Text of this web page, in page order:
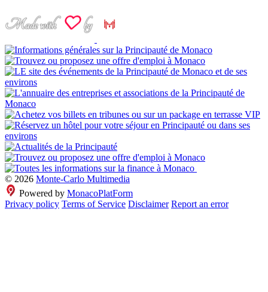
© 2026 Monte-Carlo Multimedia
Powered by MonacoPlatForm
Privacy policy Terms of Service Disclaimer Report an error